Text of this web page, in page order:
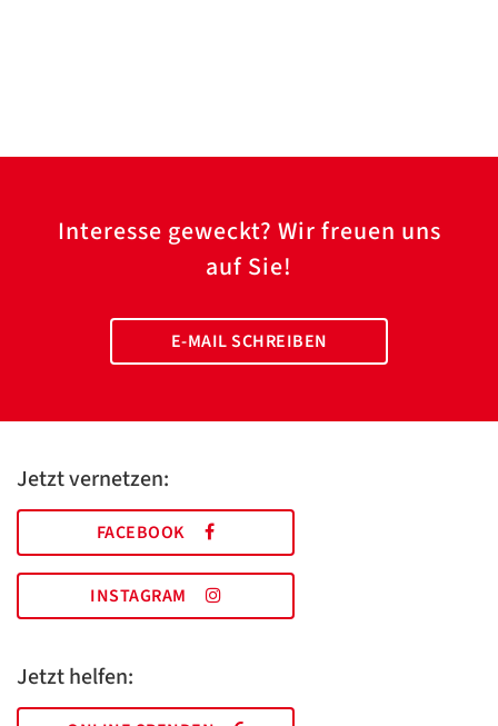
Interesse geweckt? Wir freuen uns
auf Sie!
E-MAIL SCHREIBEN
Jetzt vernetzen:
FACEBOOK
INSTAGRAM
Jetzt helfen: